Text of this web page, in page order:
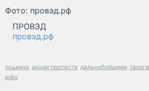
Фото: провэд.рф
ПРОВЭД
провэд.рф
оськина акции протеста дальнобойщики
юфо